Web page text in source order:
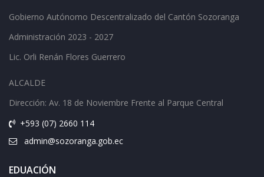
Gobierno Autónomo Descentralizado del Cantón Sozoranga
Administración 2023 - 2027
Lic. Orli Renán Flores Guerrero
ALCALDE
Dirección: Av. 18 de Noviembre Frente al Parque Central
+593 (07) 2660 114
admin@sozoranga.gob.ec
EDUACIÓN